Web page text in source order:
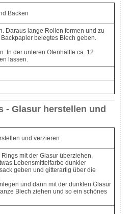
Backen
Daraus lange Rollen formen und zu
belegtes Blech geben.
In der unteren Ofenhälfte ca. 12
lassen.
- Glasur herstellen und
und verzieren
mit der Glasur überziehen.
Lebensmittelfarbe dunkler
geben und gitterartig über die
und dann mit der dunklen Glasur
Blech ziehen und so ein schönes